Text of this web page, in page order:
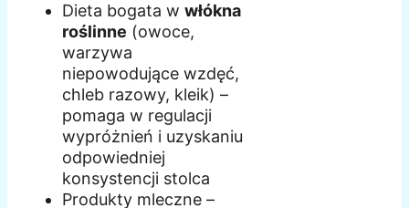
Dieta bogata w włókna
roślinne (owoce,
warzywa
niepowodujące wzdęć,
chleb razowy, kleik) –
pomaga w regulacji
wypróżnień i uzyskaniu
odpowiedniej
konsystencji stolca
Produkty mleczne –